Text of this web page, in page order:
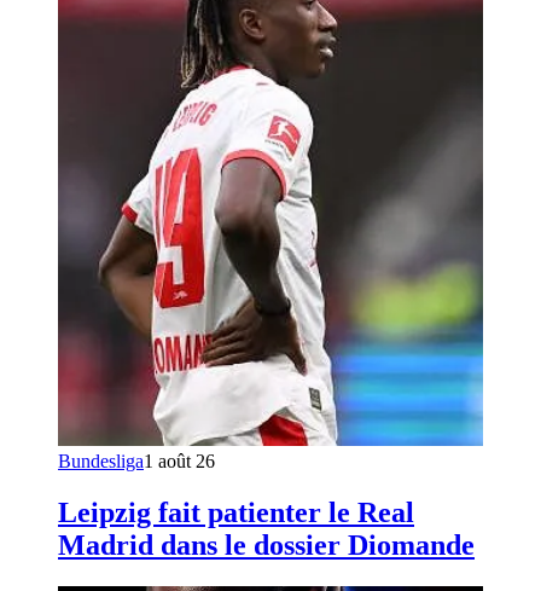
Bundesliga1 août 26
Leipzig fait patienter le Real
Madrid dans le dossier Diomande